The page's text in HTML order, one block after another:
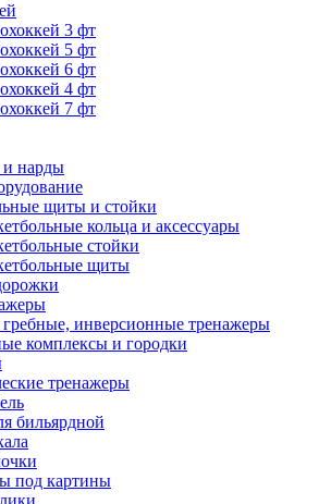
3 фт
5 фт
6 фт
4 фт
7 фт
нарды
щиты и стойки
кольца и аксессуары
стойки
щиты
инверсионные тренажеры
комплексы и городки
тренажеры
бильярдной
под картины